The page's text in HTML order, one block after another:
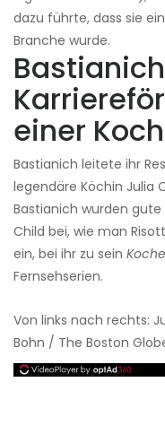
dazu führte, dass sie
Branche wurde.
einer
Bastianich leitete ihr
legendäre Köchin Julia
Bastianich wurden
Child bei, wie man
ein, bei ihr zu sein
Fernsehserien.
Von links nach rechts:
Bohn / The Boston